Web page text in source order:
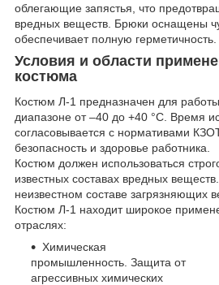
облегающие запястья, что
вредных веществ. Брюки оснащены
обеспечивает полную герметичность.
Условия и области
костюма
Костюм Л-1 предназначен для
диапазоне от –40 до +40 °C. Время
согласовывается с нормативами
безопасность и здоровье работника.
Костюм должен использоваться
известных составах вредных
неизвестном составе загрязняющих
Костюм Л-1 находит широкое
отраслях:
Химическая
промышленность. Защита от
агрессивных химических